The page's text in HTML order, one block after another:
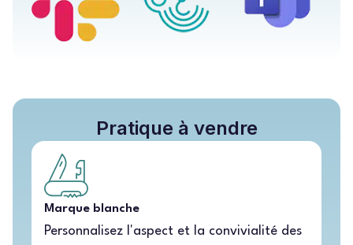
Pratique à vendre
Marque blanche
Personnalisez l'aspect et la convivialité des